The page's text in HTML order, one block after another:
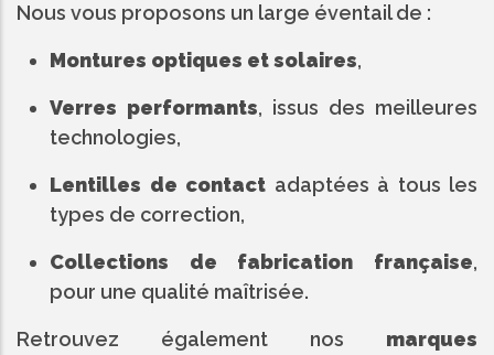
Nous vous proposons un large éventail de :
Montures optiques et solaires,
Verres performants, issus des meilleures
technologies,
Lentilles de contact adaptées à tous les
types de correction,
Collections de fabrication française,
pour une qualité maîtrisée.
Retrouvez également nos marques